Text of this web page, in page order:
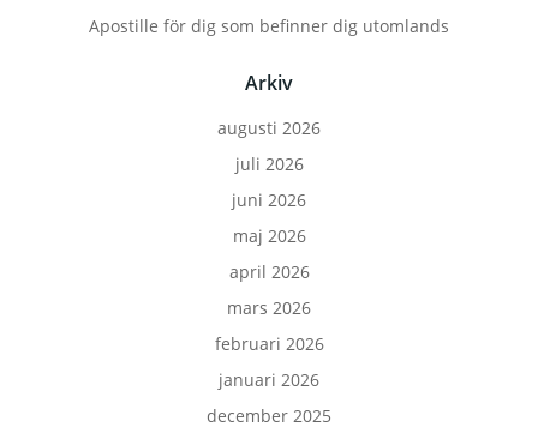
Apostille för dig som befinner dig utomlands
Arkiv
augusti 2026
juli 2026
juni 2026
maj 2026
april 2026
mars 2026
februari 2026
januari 2026
december 2025